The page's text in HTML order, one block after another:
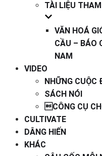
TÀI LIỆU
VĂN HOÁ
CẦU – BÁO
NAM
VIDEO
NHỮNG
SÁCH NÓI
CÔNG CỤ
CULTIVATE
DÂNG HIẾN
KHÁC